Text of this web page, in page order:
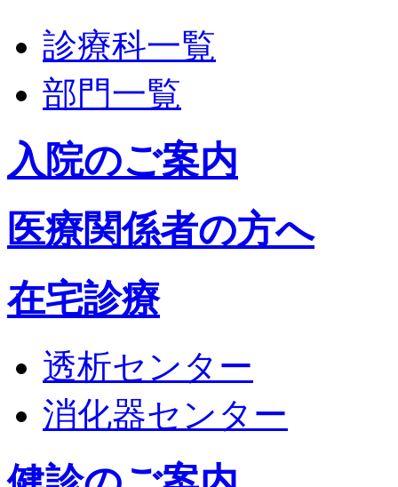
診療科一覧
部門一覧
入院のご案内
医療関係者の方へ
在宅診療
透析センター
消化器センター